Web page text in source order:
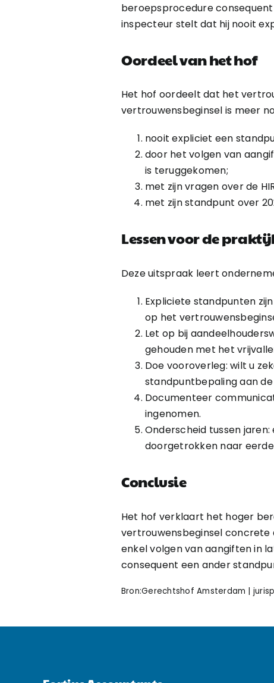
beroepsprocedure
inspecteur stelt dat hij nooit
Oordeel van het hof
Het hof oordeelt dat het
vertrouwensbeginsel is meer
nooit expliciet een
door het volgen van
is teruggekomen;
met zijn vragen over de
met zijn standpunt over
Lessen voor de
Deze uitspraak leert
Expliciete standpunten
op het
Let op bij
gehouden met het
Doe vooroverleg: wilt u
standpuntbepaling aan
Documenteer
ingenomen.
Onderscheid tussen
doorgetrokken naar
Conclusie
Het hof verklaart het hoger
vertrouwensbeginsel concrete
enkel volgen van aangiften in
consequent een ander
Bron:Gerechtshof Amsterdam |